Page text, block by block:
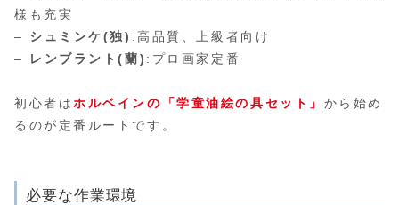
様も充実
– シュミンケ(独) :高品質、上級者向け
–
レンブラント(蘭) :プロ画家定番
初心者はホルベインの「学童油絵の具セット」 から始め
るのが定番ルートです。
必要な作業環境